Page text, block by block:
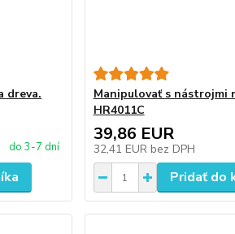
dreva.
do 3-7 dní
Manipulovať s nástrojmi
HR4011C
39,86 EUR
32,41 EUR bez DPH
Pridať do